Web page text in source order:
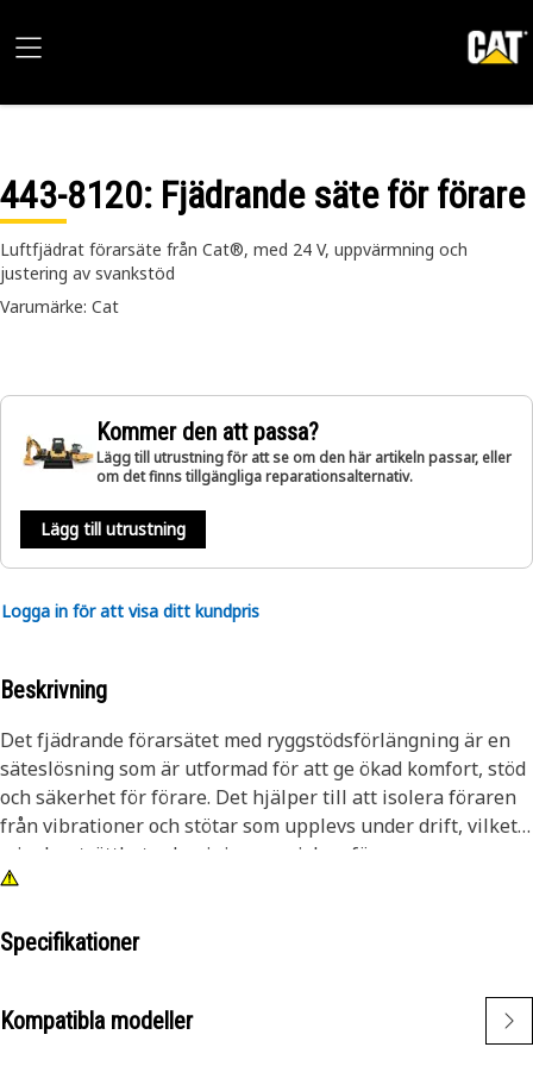
443-8120: Fjädrande säte för förare
Luftfjädrat förarsäte från Cat®, med 24 V, uppvärmning och
justering av svankstöd
Varumärke: Cat
Kommer den att passa?
Lägg till utrustning för att se om den här artikeln passar, eller
om det finns tillgängliga reparationsalternativ.
Lägg till utrustning
Logga in för att visa ditt kundpris
Beskrivning
Det fjädrande förarsätet med ryggstödsförlängning är en
säteslösning som är utformad för att ge ökad komfort, stöd
och säkerhet för förare. Det hjälper till att isolera föraren
från vibrationer och stötar som upplevs under drift, vilket
minskar trötthet och minimerar risken för
muskuloskeletala skador.
Attribut:
• Hjälper till att upprätthålla korrekt hållning
Specifikationer
Kompatibla modeller